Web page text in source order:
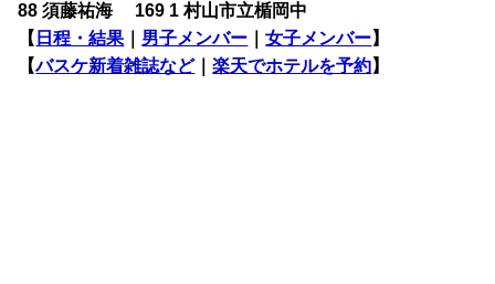
88 須藤祐海 169 1 村山市立楯岡中
【 日程・結果 男子メンバー ｜女子メンバー】
【バスケ新着雑誌など｜楽天でホテルを予約】